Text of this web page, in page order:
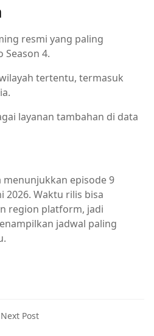
resmi yang paling
Season 4.
tertentu, termasuk
layanan tambahan di data
episode 9
2026. Waktu rilis bisa
region platform, jadi
jadwal paling
Next Post